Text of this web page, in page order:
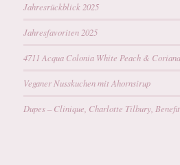
Jahresrückblick 2025
Jahresfavoriten 2025
4711 Acqua Colonia White Peach &
Veganer Nusskuchen mit Ahornsirup
Dupes – Clinique, Charlotte Tilbury, Benefit